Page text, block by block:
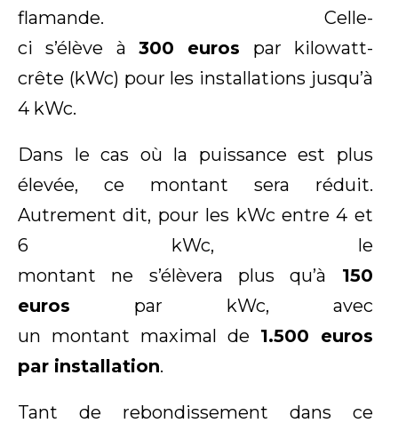
flamande. Celle-
ci s’élève à 300 euros par kilowatt-
crête (kWc) pour les installations jusqu’à
4 kWc.
Dans le cas où la puissance est plus
élevée, ce montant sera réduit.
Autrement dit, pour les kWc entre 4 et
6 kWc, le
montant ne s’élèvera plus qu’à 150
euros par kWc, avec
un montant maximal de 1.500 euros
par installation.
Tant de rebondissement dans ce